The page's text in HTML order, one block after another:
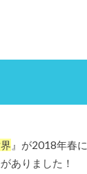
』が2018年春に
ありました！